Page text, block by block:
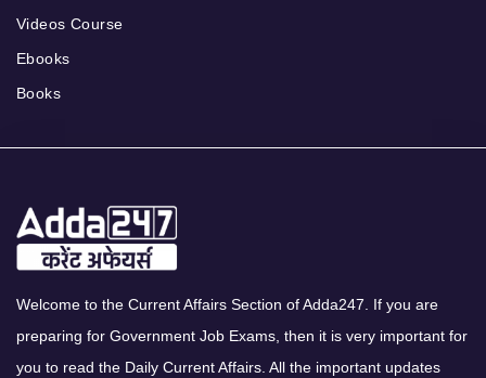
Videos Course
Ebooks
Books
Welcome to the Current Affairs Section of Adda247. If you are
preparing for Government Job Exams, then it is very important for
you to read the Daily Current Affairs. All the important updates